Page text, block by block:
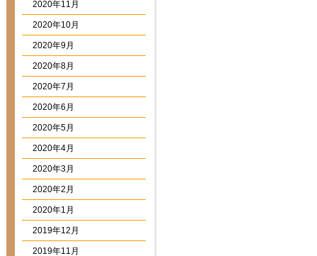
2020年11月
2020年10月
2020年9月
2020年8月
2020年7月
2020年6月
2020年5月
2020年4月
2020年3月
2020年2月
2020年1月
2019年12月
2019年11月